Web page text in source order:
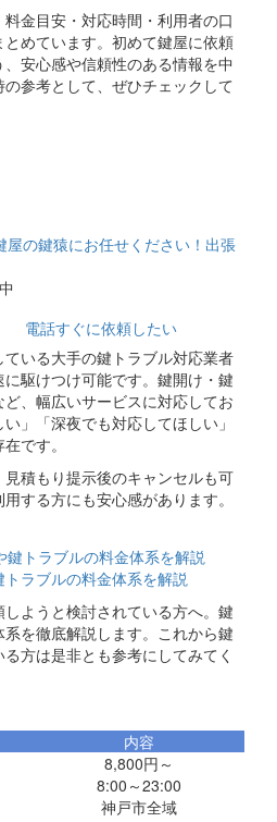
金目安・対応時間・利用者の口
めています。初めて鍵屋に依頼
安心感や信頼性のある情報を中
参考として、ぜひチェックして
電話すぐに依頼したい
いる大手の鍵トラブル対応業者
駆けつけ可能です。鍵開け・鍵
、幅広いサービスに対応してお
」「深夜でも対応してほしい」
です。
積もり提示後のキャンセルも可
する方にも安心感があります。
ラブルの料金体系を解説
ようと検討されている方へ。鍵
を徹底解説します。これから鍵
方は是非とも参考にしてみてく
内容
8,800円～
8:00～23:00
神戸市全域